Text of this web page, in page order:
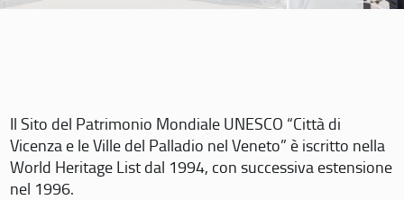
Il Sito del Patrimonio Mondiale UNESCO “Città di
Vicenza e le Ville del Palladio nel Veneto” è iscritto nella
World Heritage List dal 1994, con successiva estensione
nel 1996.